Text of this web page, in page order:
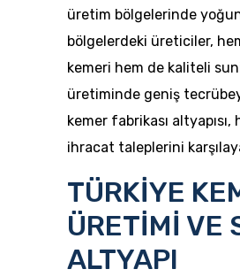
üretim bölgelerinde
bölgelerdeki üreticiler,
kemeri hem de kaliteli
üretiminde geniş
kemer fabrikası
ihracat taleplerini
TÜRKİYE
ÜRETİMİ VE
ALTYAPI